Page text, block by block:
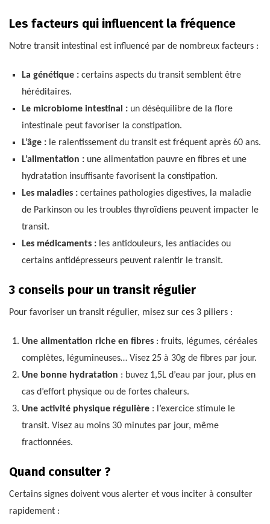
Les facteurs qui influencent la fréquence
Notre transit intestinal est influencé par de nombreux facteurs :
La génétique :certains aspects du transit semblent être
héréditaires.
Le microbiome intestinal :un déséquilibre de la flore
intestinale peut favoriser la constipation.
L’âge :le ralentissement du transit est fréquent après 60 ans.
L’alimentation :une alimentation pauvre en fibres et une
hydratation insuffisante favorisent la constipation.
Les maladies :certaines pathologies digestives, la maladie
de Parkinson ou les troubles thyroïdiens peuvent impacter le
transit.
Les médicaments :les antidouleurs, les antiacides ou
certains antidépresseurs peuvent ralentir le transit.
3 conseils pour un transit régulier
Pour favoriser un transit régulier, misez sur ces 3 piliers :
Une alimentation riche en fibres: fruits, légumes, céréales
complètes, légumineuses… Visez 25 à 30g de fibres par jour.
Une bonne hydratation : buvez 1,5L d’eau par jour, plus en
cas d’effort physique ou de fortes chaleurs.
Une activité physique régulière: l’exercice stimule le
transit. Visez au moins 30 minutes par jour, même
fractionnées.
Quand consulter ?
Certains signes doivent vous alerter et vous inciter à consulter
rapidement :